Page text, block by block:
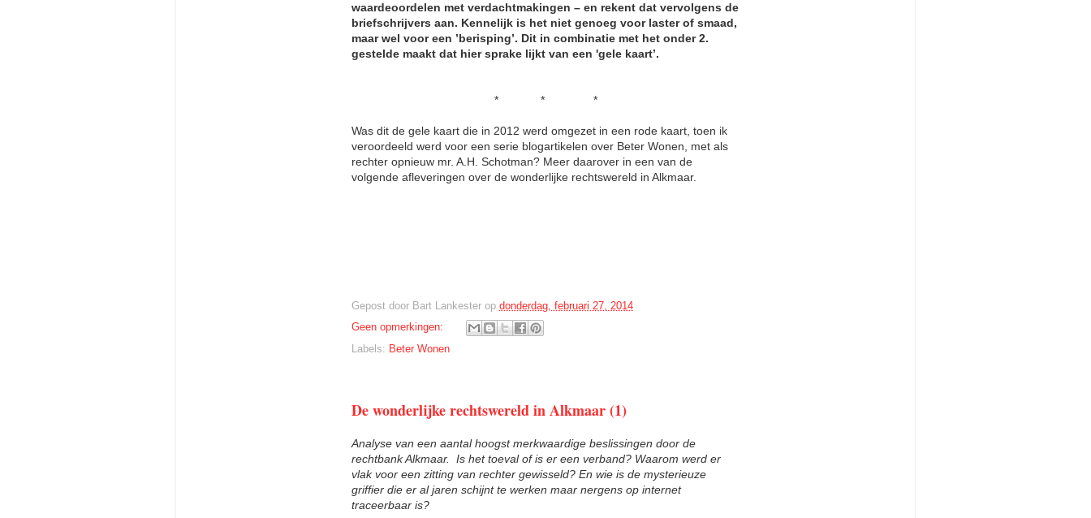
waardeoordelen met verdachtmakingen – en rekent dat vervolgens de
briefschrijvers aan. Kennelijk is het niet genoeg voor laster of smaad,
maar wel voor een ’berisping’. Dit in combinatie met het onder 2.
gestelde maakt dat hier sprake lijkt van een 'gele kaart’.
* * *
Was dit de gele kaart die in 2012 werd omgezet in een rode kaart, toen ik
veroordeeld werd voor een serie blogartikelen over Beter Wonen, met als
rechter opnieuw mr. A.H. Schotman? Meer daarover in een van de
volgende afleveringen over de wonderlijke rechtswereld in Alkmaar.
Gepost door Bart Lankester op donderdag, februari 27, 2014
Geen opmerkingen:
Labels: Beter Wonen
De wonderlijke rechtswereld in Alkmaar (1)
Analyse van een aantal hoogst merkwaardige beslissingen door de
rechtbank Alkmaar. Is het toeval of is er een verband? Waarom werd er
vlak voor een zitting van rechter gewisseld? En wie is de mysterieuze
griffier die er al jaren schijnt te werken maar nergens op internet
traceerbaar is?